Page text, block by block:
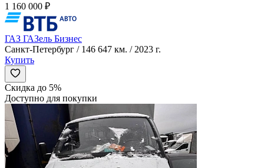
1 160 000 ₽
ГАЗ ГАЗель Бизнес
Санкт-Петербург / 146 647 км. / 2023 г.
Купить
Скидка до 5%
Доступно для покупки